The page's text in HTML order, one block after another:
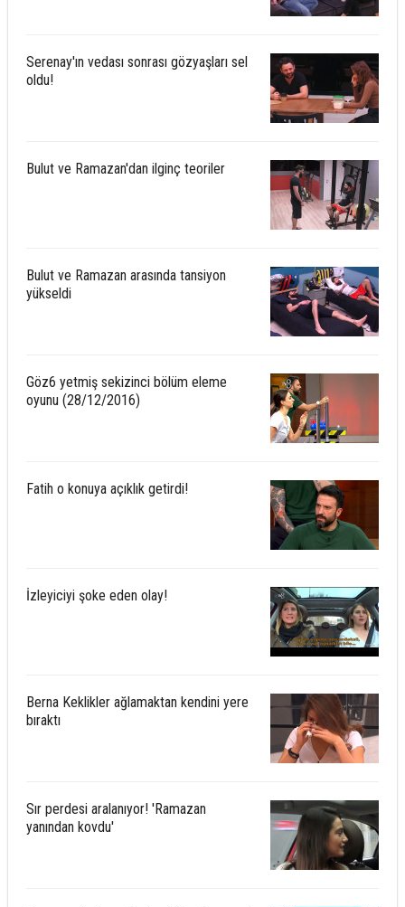
Serenay'ın vedası sonrası gözyaşları sel
oldu!
Bulut ve Ramazan'dan ilginç teoriler
Bulut ve Ramazan arasında tansiyon
yükseldi
Göz6 yetmiş sekizinci bölüm eleme
oyunu (28/12/2016)
Fatih o konuya açıklık getirdi!
İzleyiciyi şoke eden olay!
Berna Keklikler ağlamaktan kendini yere
bıraktı
Sır perdesi aralanıyor! 'Ramazan
yanından kovdu'